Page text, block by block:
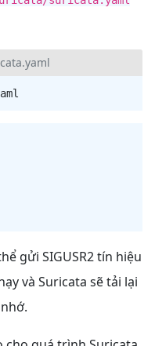
gửi SIGUSR2 tín hiệu
và Suricata sẽ tải lại